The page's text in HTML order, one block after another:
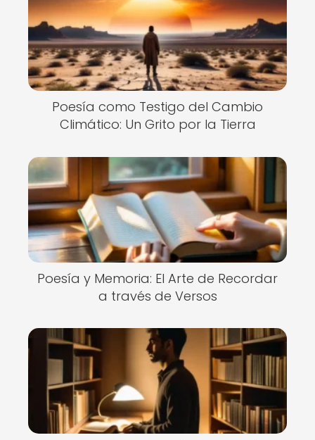
Poesía como Testigo del Cambio
Climático: Un Grito por la Tierra
Poesía y Memoria: El Arte de Recordar
a través de Versos